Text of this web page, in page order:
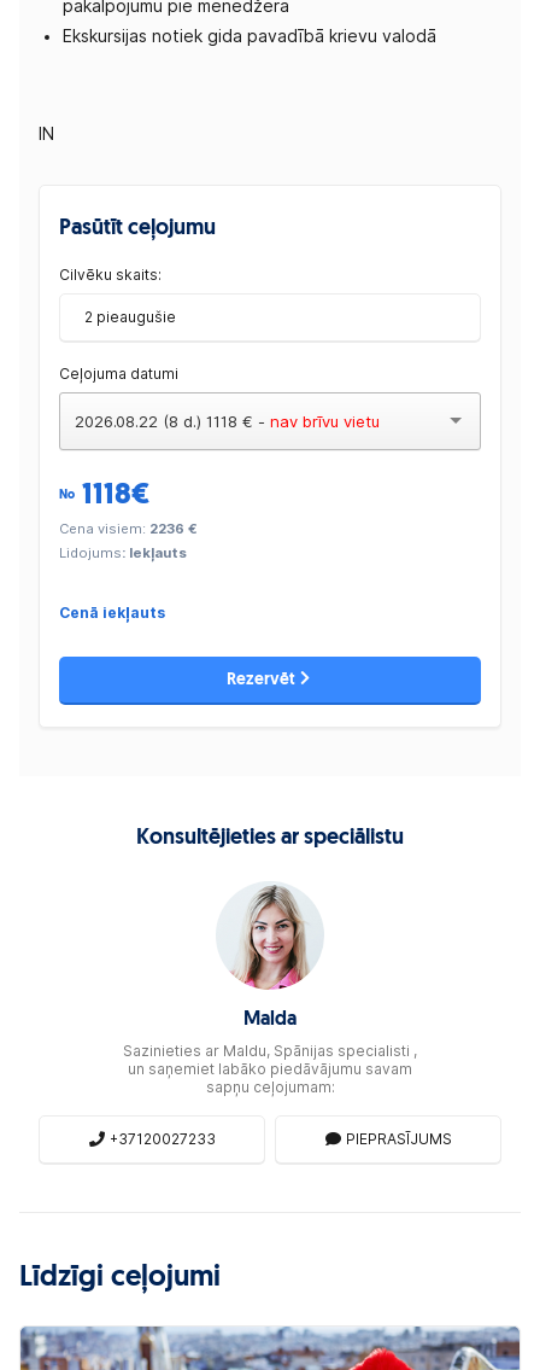
pakalpojumu pie menedžera
Ekskursijas notiek gida pavadībā krievu valodā
IN
Pasūtīt ceļojumu
Cilvēku skaits:
2 pieaugušie
Ceļojuma datumi
2026.08.22 (8 d.) 1118 € - nav brīvu vietu
No 1118€
Cena visiem: 2236 €
Lidojums: Iekļauts
Cenā iekļauts
Rezervēt
Konsultējieties ar speciālistu
Malda
Sazinieties ar Maldu, Spānijas specialisti ,
un saņemiet labāko piedāvājumu savam
sapņu ceļojumam:
+37120027233 PIEPRASĪJUMS
Līdzīgi ceļojumi